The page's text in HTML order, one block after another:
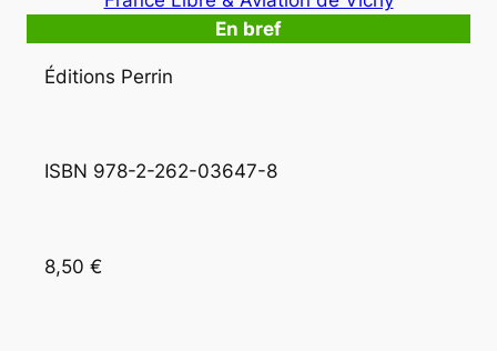
En bref
Éditions Perrin
ISBN 978-2-262-03647-8
8,50 €